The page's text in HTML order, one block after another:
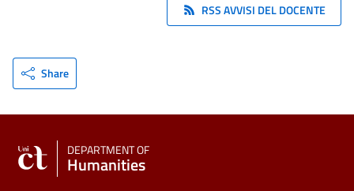
RSS AVVISI DEL DOCENTE
Share
DEPARTMENT OF
Humanities